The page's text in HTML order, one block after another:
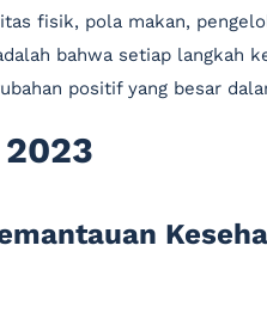
fisik, pola makan,
bahwa setiap langkah
positif yang besar